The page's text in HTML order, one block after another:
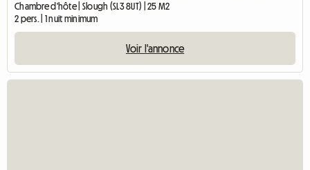
Chambre d'hôte | Slough (SL3 8UT) | 25 M2
2 pers. | 1 nuit minimum
Voir l'annonce